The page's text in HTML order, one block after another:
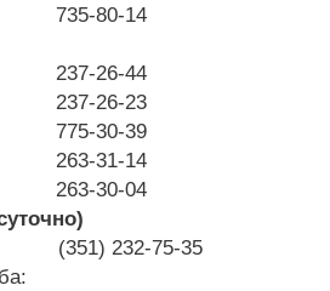
735-80-14
237-26-44
237-26-23
775-30-39
263-31-14
263-30-04
(351) 232-75-35